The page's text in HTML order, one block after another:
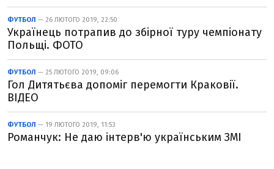
ФУТБОЛ — 26 ЛЮТОГО 2019, 22:50
Українець потрапив до збірної туру чемпіонату
Польщі. ФОТО
ФУТБОЛ — 25 ЛЮТОГО 2019, 09:06
Гол Дитятьєва допоміг перемогти Краковії.
ВІДЕО
ФУТБОЛ — 19 ЛЮТОГО 2019, 11:53
Романчук: Не даю інтерв'ю українським ЗМІ